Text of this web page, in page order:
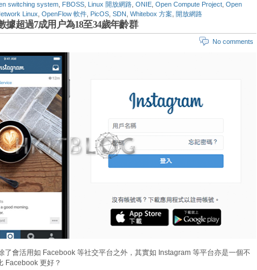
switching system FBOSS Linux 開放網路 ONIE Open Compute Project Open
Linux OpenFlow 軟件 PicOS SDN Whitebox 方案 開放網路
據超過7成用户為18至34歲年齡群
No comments
了會活用如 Facebook 等社交平台之外，其實如 Instagram 等平台亦是一個不
Facebook 更好？